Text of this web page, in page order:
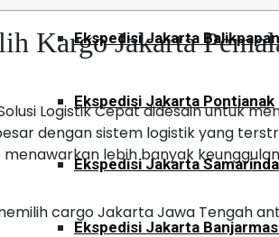
Ekspedisi Jakarta Balikpapan
Ekspedisi Jakarta Pontianak
Ekspedisi Jakarta Samarinda
Ekspedisi Jakarta
Kargo Jakarta
Logistik Cepat didesain untuk
dengan sistem logistik yang
lebih banyak
cargo Jakarta Jawa Tengah